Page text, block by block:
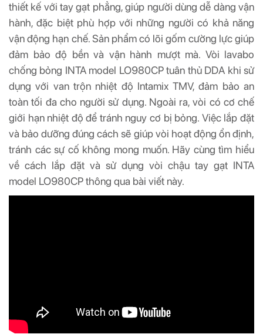
thiết kế với tay gạt phẳng, giúp người dùng dễ dàng vận
hành, đặc biệt phù hợp với những người có khả năng
vận động hạn chế. Sản phẩm có lõi gốm cường lực giúp
đảm bảo độ bền và vận hành mượt mà. Vòi lavabo
chống bỏng INTA model LO980CP tuân thủ DDA khi sử
dụng với van trộn nhiệt độ Intamix TMV, đảm bảo an
toàn tối đa cho người sử dụng. Ngoài ra, vòi có cơ chế
giới hạn nhiệt độ để tránh nguy cơ bị bỏng. Việc lắp đặt
và bảo dưỡng đúng cách sẽ giúp vòi hoạt động ổn định,
tránh các sự cố không mong muốn. Hãy cùng tìm hiểu
về cách lắp đặt và sử dụng vòi chậu tay gạt INTA
model LO980CP thông qua bài viết này.